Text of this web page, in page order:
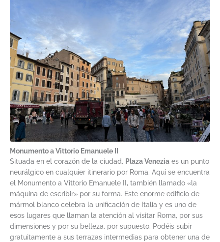
Monumento a Vittorio Emanuele II
Situada en el corazón de la ciudad, Plaza Venezia es un punto
neurálgico en cualquier itinerario por Roma. Aquí se encuentra
el Monumento a Vittorio Emanuele II, también llamado «la
máquina de escribir» por su forma. Este enorme edificio de
mármol blanco celebra la unificación de Italia y es uno de
esos lugares que llaman la atención al visitar Roma, por sus
dimensiones y por su belleza, por supuesto. Podéis subir
gratuitamente a sus terrazas intermedias para obtener una de